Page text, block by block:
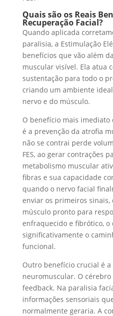
Quais são os Reais
Recuperação Facial?
Quando aplicada
paralisia, a Estimulação
benefícios que vão além
muscular visível. Ela atua
sustentação para todo o
criando um ambiente
nervo e do músculo.
O benefício mais imediato
é a prevenção da atrofia
não se contrai perde
FES, ao gerar contrações
metabolismo muscular
fibras e sua capacidade
quando o nervo facial
enviar os primeiros
músculo pronto para
enfraquecido e fibrótico, o
significativamente o
funcional.
Outro benefício crucial é a
neuromuscular. O
feedback. Na paralisia
informações sensoriais
normalmente geraria. A